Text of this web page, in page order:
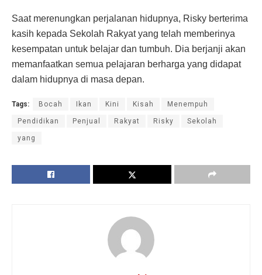
Saat merenungkan perjalanan hidupnya, Risky berterima
kasih kepada Sekolah Rakyat yang telah memberinya
kesempatan untuk belajar dan tumbuh. Dia berjanji akan
memanfaatkan semua pelajaran berharga yang didapat
dalam hidupnya di masa depan.
Tags: Bocah Ikan Kini Kisah Menempuh
Pendidikan Penjual Rakyat Risky Sekolah
yang